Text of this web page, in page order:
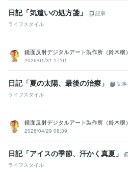
日記「気遣いの処方箋」
記事
ライフスタイル
鏡面反射デジタルアート製作所（鈴木穣）
2026/01/31 17:01
日記「夏の太陽、最後の治療」
記事
ライフスタイル
鏡面反射デジタルアート製作所（鈴木穣）
2026/04/29 08:39
日記「アイスの季節、汗かく真夏」
ライフスタイル